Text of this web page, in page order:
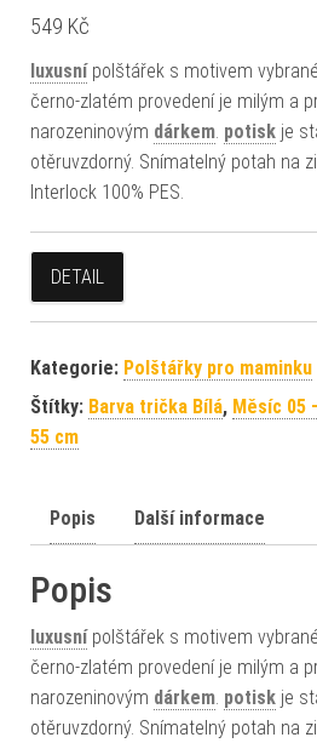
549 Kč
luxusnípolštářek s motivem
černo-zlatém provedení je milým a
narozeninovým dárkem. potisk je
otěruvzdorný. Snímatelný potah na
Interlock 100% PES.
DETAIL
Kategorie: Polštářky pro maminku
Štítky: Barva trička Bílá, Měsíc 05
55 cm
Popis Další informace
Popis
luxusnípolštářek s motivem
černo-zlatém provedení je milým a
narozeninovým dárkem. potisk je
otěruvzdorný. Snímatelný potah na